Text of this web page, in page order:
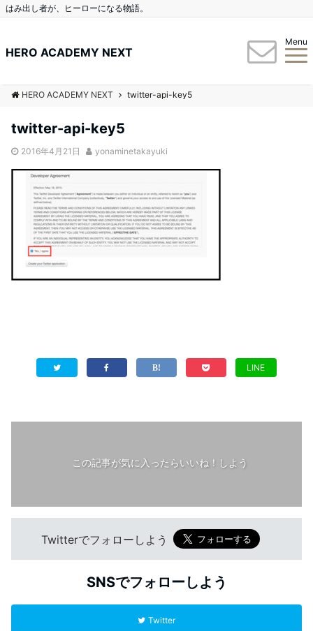
はみ出し者が、ヒーローになる物語。
HERO ACADEMY NEXT
Menu
HERO ACADEMY NEXT twitter-api-key5
twitter-api-key5
2016年4月21日 yonaminetakayuki
LINE
この記事が気に入ったらいいね！しよう
Twitterでフォローしよう
SNSでフォローしよう
Twitter